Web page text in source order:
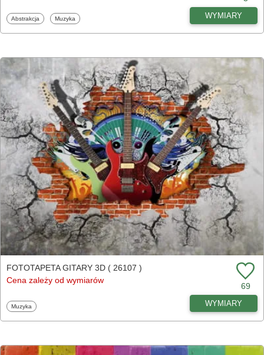
Fototapety
Abstrakcja Fototapety
Muzyka WYMIARY
FOTOTAPETA GITARY 3D ( 26107 )
Cena zależy od wymiarów
69
Fototapety
Muzyka WYMIARY